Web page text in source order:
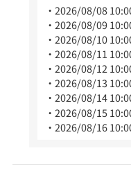
2026/08/08
2026/08/09
2026/08/10
2026/08/11
2026/08/12
2026/08/13
2026/08/14
2026/08/15
2026/08/16